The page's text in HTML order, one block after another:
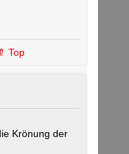
⇑ Top
Krönung der